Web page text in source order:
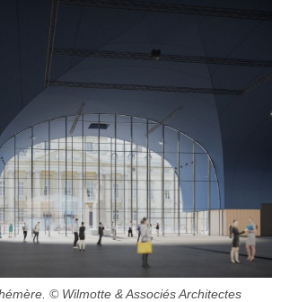
© Wilmotte & Associés Architectes